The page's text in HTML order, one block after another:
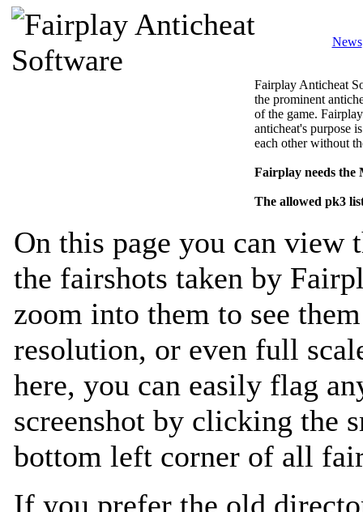
News
Fairplay Anticheat
the prominent
of the game.
anticheat's purpose
each other without
Fairplay needs
The allowed pk3
On this page you can view
the fairshots taken by
zoom into them to see
resolution, or even full
here, you can easily flag
screenshot by clicking the
bottom left corner of all
If you prefer the old